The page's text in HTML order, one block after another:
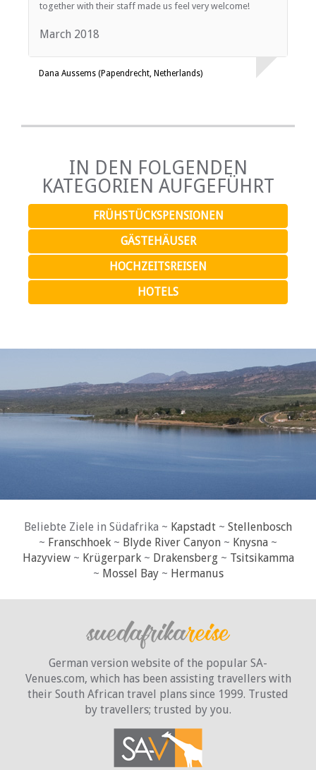
together with their staff made us feel very welcome!
March 2018
Dana Aussems (Papendrecht, Netherlands)
IN DEN FOLGENDEN
KATEGORIEN AUFGEFÜHRT
FRÜHSTÜCKSPENSIONEN
GÄSTEHÄUSER
HOCHZEITSREISEN
HOTELS
Beliebte Ziele in Südafrika ~ Kapstadt ~ Stellenbosch
~ Franschhoek ~ Blyde River Canyon ~ Knysna ~
Hazyview~ Krügerpark~ Drakensberg~ Tsitsikamma
~ Mossel Bay~ Hermanus
German version website of the popular SA-
Venues.com, which has been assisting travellers with
their South African travel plans since 1999. Trusted
by travellers; trusted by you.